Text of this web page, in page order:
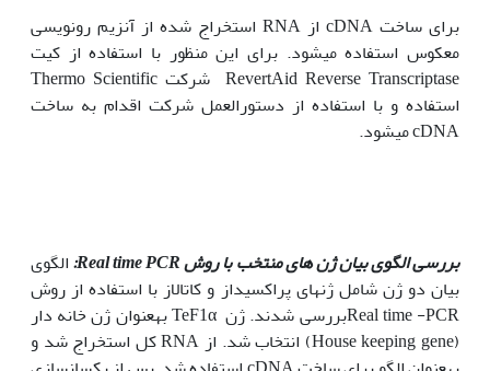
برای ساخت cDNA از RNA استخراج شده از آنزیم رونویسی
معکوس استفاده می­شود. برای این منظور با استفاده از کیت
RevertAid Reverse Transcriptase شرکت Thermo Scientific
استفاده و با استفاده از دستورالعمل شرکت اقدام به ساخت
cDNA می­شود.
بررسی الگوی بیان ژن های منتخب با روشReal time PCR
:الگوی
بیان دو ژن شامل ژن­های پراکسیداز و کاتالاز با استفاده از روش
Real time -PCRبررسی شدند. ژن TeF1α بهعنوان ژن خانه دار
(House keeping gene) انتخاب شد. از RNA کل استخراج شد و